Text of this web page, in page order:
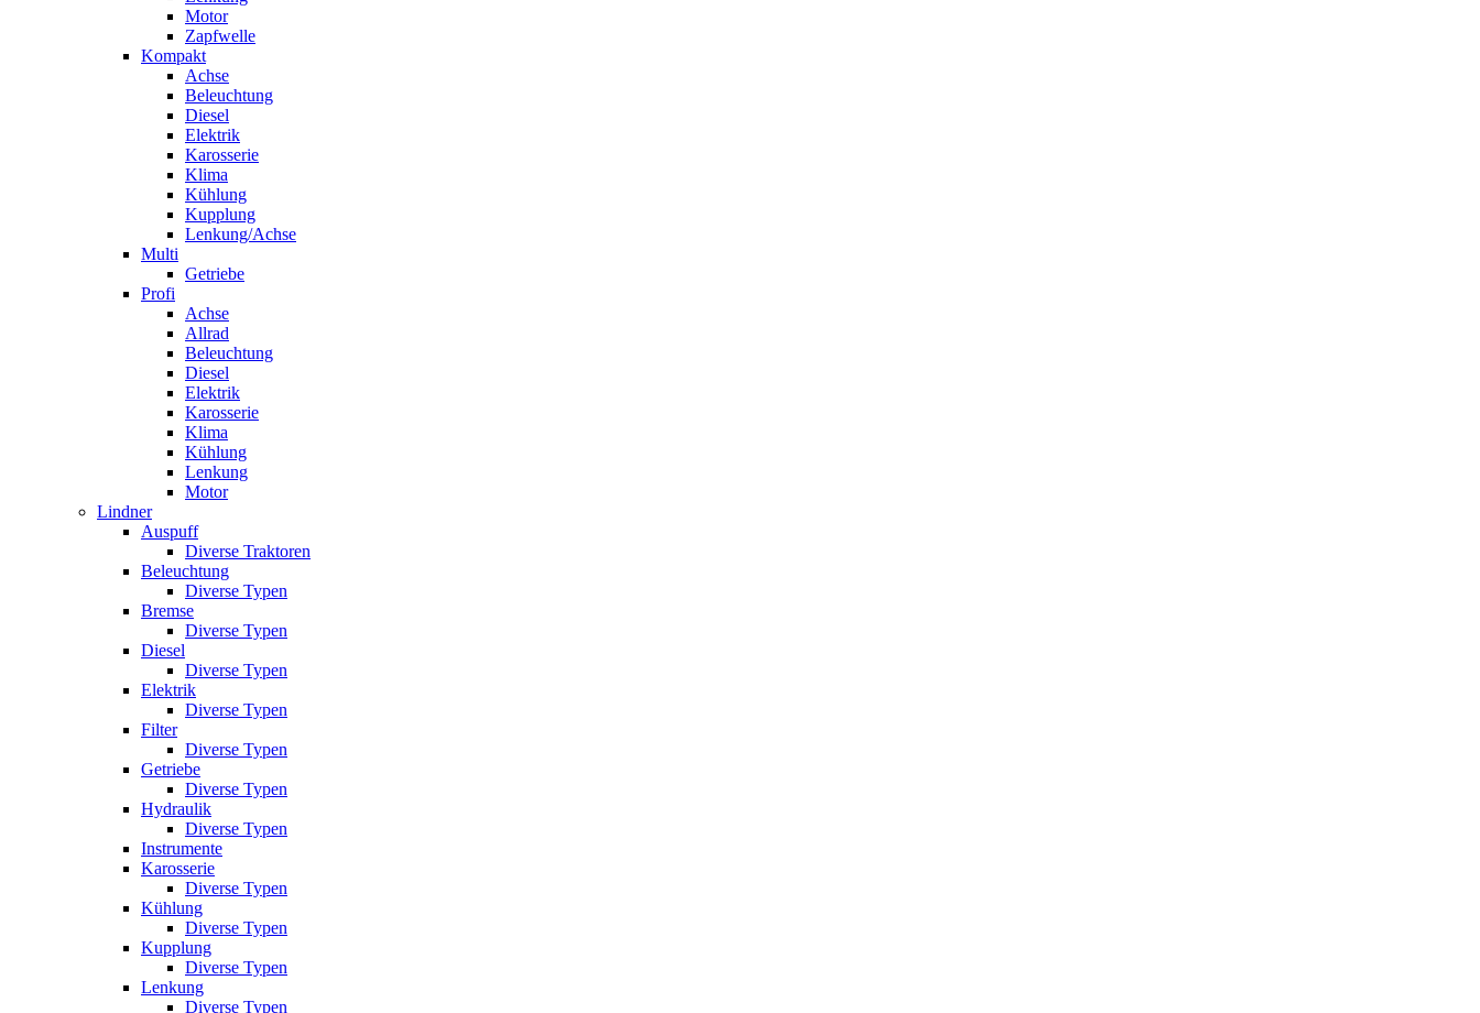
Motor
Zapfwelle
Kompakt
Achse
Beleuchtung
Diesel
Elektrik
Karosserie
Klima
Kühlung
Kupplung
Lenkung/Achse
Multi
Getriebe
Profi
Achse
Allrad
Beleuchtung
Diesel
Elektrik
Karosserie
Klima
Kühlung
Lenkung
Motor
Lindner
Auspuff
Diverse Traktoren
Beleuchtung
Diverse Typen
Bremse
Diverse Typen
Diesel
Diverse Typen
Elektrik
Diverse Typen
Filter
Diverse Typen
Getriebe
Diverse Typen
Hydraulik
Diverse Typen
Instrumente
Karosserie
Diverse Typen
Kühlung
Diverse Typen
Kupplung
Diverse Typen
Lenkung
Diverse Typen